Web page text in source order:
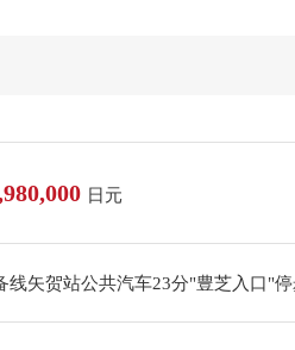
日元
线矢贺站公共汽车23分"豊芝入口"停